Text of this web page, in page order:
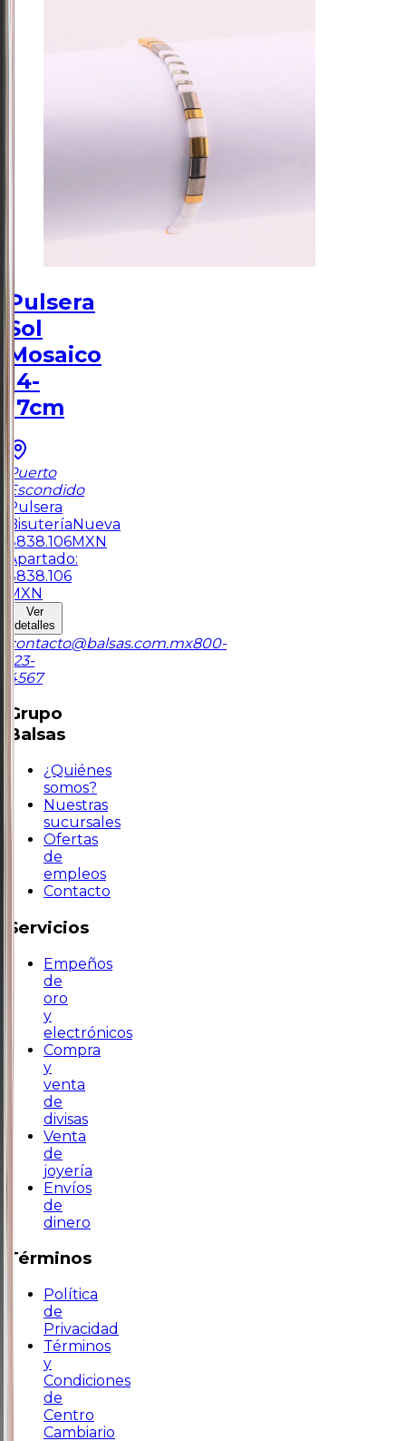
Pulsera
Sol
Mosaico
14-
17cm
Puerto
Escondido
Pulsera
BisuteríaNueva
$838.106MXN
Apartado:
$838.106
MXN
Ver
detalles
contacto@balsas.com.mx800-
123-
4567
Grupo
Balsas
¿Quiénes
somos?
Nuestras
sucursales
Ofertas
de
empleos
Contacto
Servicios
Empeños
de
oro
y
electrónicos
Compra
y
venta
de
divisas
Venta
de
joyería
Envíos
de
dinero
Términos
Política
de
Privacidad
Términos
y
Condiciones
de
Centro
Cambiario